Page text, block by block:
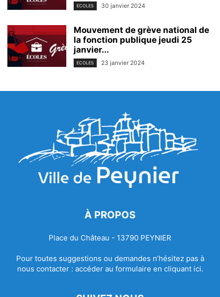
ECOLES 30 janvier 2024
Mouvement de grève national de
la fonction publique jeudi 25
janvier...
ECOLES 23 janvier 2024
À PROPOS
Place du Château - 13790 PEYNIER
Pour toutes suggestions ou demandes n’hésitez pas à
nous contacter : accéder au formulaire en cliquant ici.